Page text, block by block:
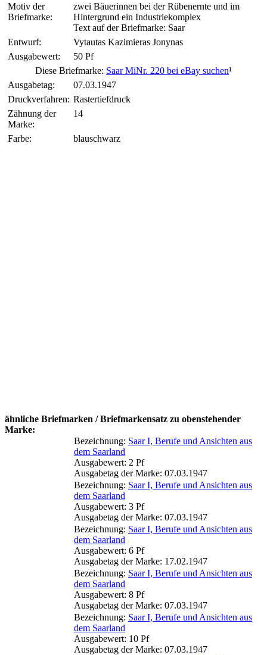
Motiv der
Briefmarke:
zwei Bäuerinnen bei der Rübenernte und im
Hintergrund ein Industriekomplex
Text auf der Briefmarke: Saar
Entwurf:
Vytautas Kazimieras Jonynas
Ausgabewert:
50 Pf
Diese Briefmarke: Saar MiNr. 220 bei eBay suchen¹
Ausgabetag:
07.03.1947
Druckverfahren: Rastertiefdruck
Zähnung der
Marke:
14
Farbe: blauschwarz
ähnliche Briefmarken / Briefmarkensatz zu obenstehender
Marke:
Bezeichnung: Saar I, Berufe und Ansichten aus
dem Saarland
Ausgabewert: 2 Pf
Ausgabetag der Marke: 07.03.1947
Bezeichnung: Saar I, Berufe und Ansichten aus
dem Saarland
Ausgabewert: 3 Pf
Ausgabetag der Marke: 07.03.1947
Bezeichnung: Saar I, Berufe und Ansichten aus
dem Saarland
Ausgabewert: 6 Pf
Ausgabetag der Marke: 17.02.1947
Bezeichnung: Saar I, Berufe und Ansichten aus
dem Saarland
Ausgabewert: 8 Pf
Ausgabetag der Marke: 07.03.1947
Bezeichnung: Saar I, Berufe und Ansichten aus
dem Saarland
Ausgabewert: 10 Pf
Ausgabetag der Marke: 07.03.1947